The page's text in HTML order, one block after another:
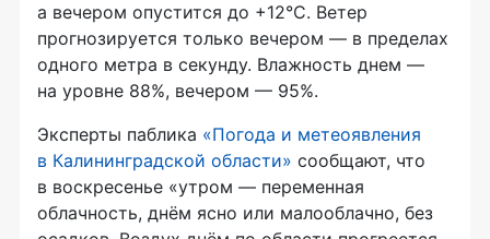
а вечером опустится до +12°C. Ветер
прогнозируется только вечером — в пределах
одного метра в секунду. Влажность днем —
на уровне 88%, вечером — 95%.
Эксперты паблика «Погода и метеоявления
в Калининградской области» сообщают, что
в воскресенье «утром — переменная
облачность, днём ясно или малооблачно, без